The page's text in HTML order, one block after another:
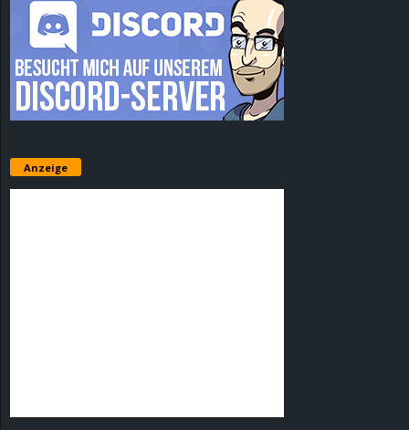
Anzeige